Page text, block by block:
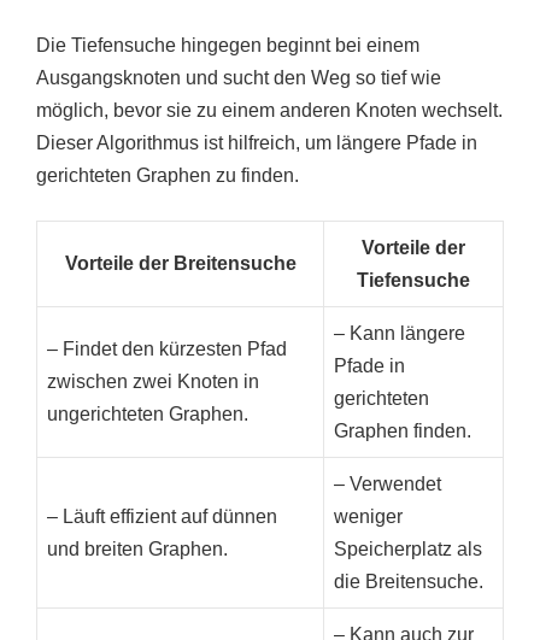
Die Tiefensuche hingegen beginnt bei einem
Ausgangsknoten und sucht den Weg so tief wie
möglich, bevor sie zu einem anderen Knoten wechselt.
Dieser Algorithmus ist hilfreich, um längere Pfade in
gerichteten Graphen zu finden.
Vorteile der Breitensuche
Vorteile der
Tiefensuche
– Findet den kürzesten Pfad
zwischen zwei Knoten in
ungerichteten Graphen.
– Kann längere
Pfade in
gerichteten
Graphen finden.
– Läuft effizient auf dünnen
und breiten Graphen.
– Verwendet
weniger
Speicherplatz als
die Breitensuche.
– Kann auch zur